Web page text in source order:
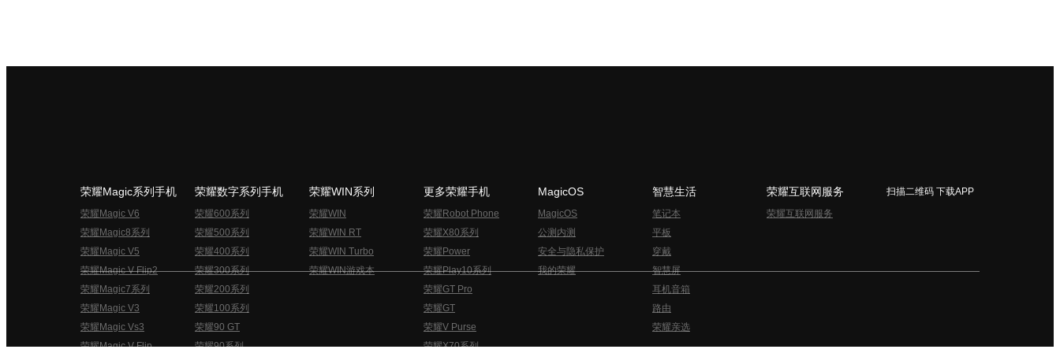
荣耀Magic系列手机
荣耀Magic V6
荣耀Magic8系列
荣耀Magic V5
荣耀Magic V Flip2
荣耀Magic7系列
荣耀Magic V3
荣耀Magic Vs3
荣耀Magic V Flip
荣耀数字系列手机
荣耀600系列
荣耀500系列
荣耀400系列
荣耀300系列
荣耀200系列
荣耀100系列
荣耀90 GT
荣耀90系列
荣耀WIN系列
荣耀WIN
荣耀WIN RT
荣耀WIN Turbo
荣耀WIN游戏本
更多荣耀手机
荣耀Robot Phone
荣耀X80系列
荣耀Power
荣耀Play10系列
荣耀GT Pro
荣耀GT
荣耀V Purse
荣耀X70系列
MagicOS
MagicOS
公测内测
安全与隐私保护
我的荣耀
智慧生活
笔记本
平板
穿戴
智慧屏
耳机音箱
路由
荣耀亲选
荣耀互联网服务
荣耀互联网服务
扫描二维码 下载APP